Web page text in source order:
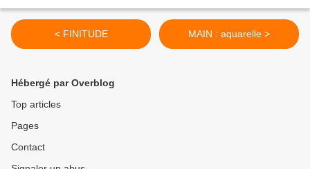
< FINITUDE MAIN : aquarelle >
Hébergé par Overblog
Top articles
Pages
Contact